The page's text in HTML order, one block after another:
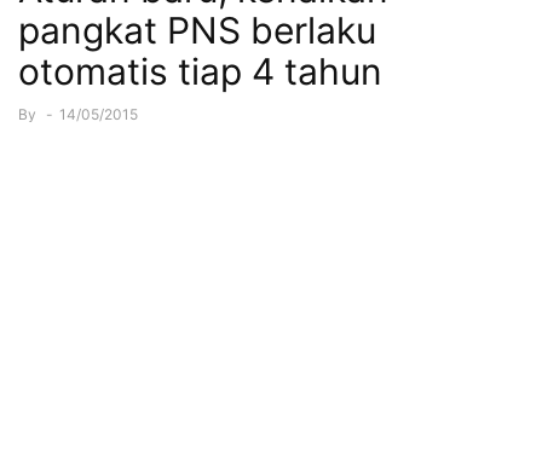
pangkat PNS berlaku
otomatis tiap 4 tahun
By - 14/05/2015